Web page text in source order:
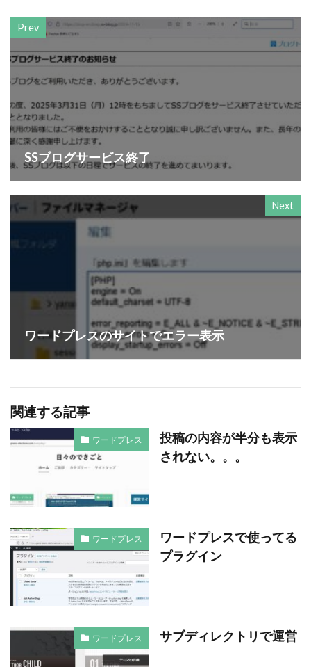
Prev
SSブログサービス終了
Next
ワードプレスのサイトでエラー表示
関連する記事
ワードプレス
投稿の内容が半分も表示
されない。。。
ワードプレス
ワードプレスで使ってる
プラグイン
ワードプレス サブディレクトリで運営